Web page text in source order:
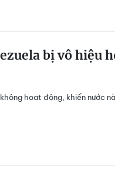
bị vô hiệu
hoạt động, khiến nước